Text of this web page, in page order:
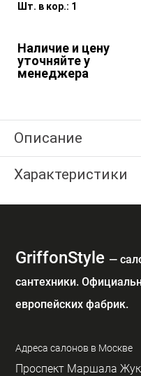
Шт. в кор.: 1
Наличие и цену
уточняйте у
менеджера
Описание
Характеристики
GriffonStyle —
сантехники.
европейских фабрик.
Адреса салонов в Москве
Проспект Маршала